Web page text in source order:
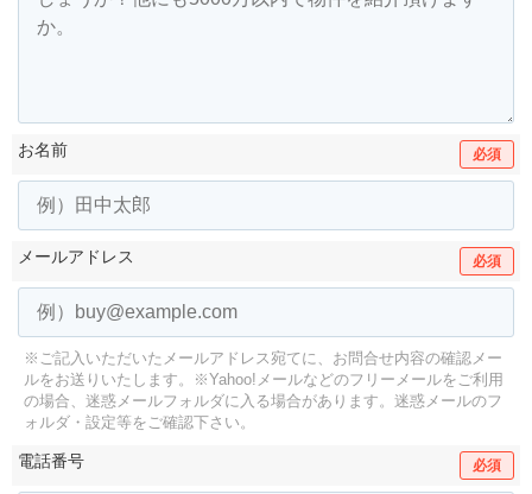
お名前 必須
メールアドレス 必須
※ご記入いただいたメールアドレス宛てに、お問合せ内容の確認メー
ルをお送りいたします。
※Yahoo!メールなどのフリーメールをご利用
の場合、迷惑メールフォルダに入る場合があります。 迷惑メールのフ
ォルダ・設定等をご確認下さい。
電話番号 必須